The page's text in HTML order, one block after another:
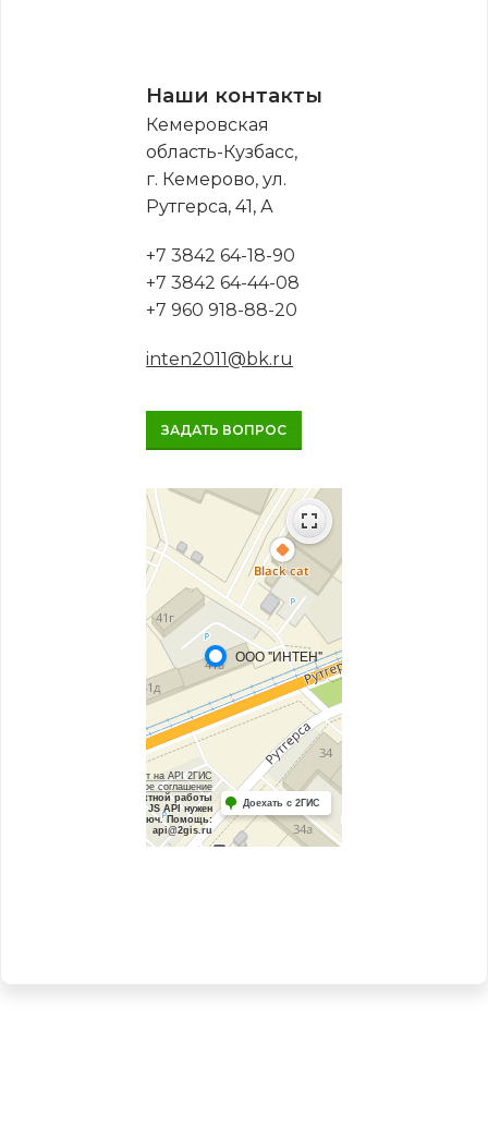
Наши контакты
Кемеровская
область-Кузбасс,
г. Кемерово, ул.
Рутгерса, 41, А
+7 3842 64-18-90
+7 3842 64-44-08
+7 960 918-88-20
inten2011@bk.ru
ЗАДАТЬ ВОПРОС